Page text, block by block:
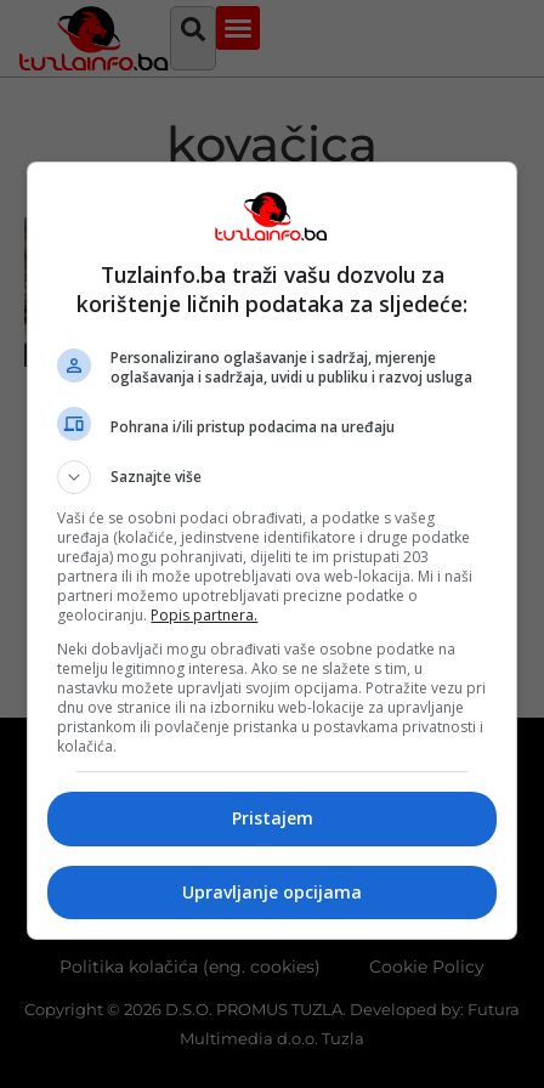
kovačica
Gornja Tuzla:
Asfaltirano
1.800 metara
puta u naselju
Kovačica
Objavljeno:16. 03.
2026.
Opširnije
Politika kolačića (eng. cookies) Cookie Policy
Copyright © 2026 D.S.O. PROMUS TUZLA. Developed by: Futura
Multimedia d.o.o. Tuzla
Tuzlainfo.ba traži vašu dozvolu za
korištenje ličnih podataka za sljedeće:
Personalizirano oglašavanje i sadržaj, mjerenje
oglašavanja i sadržaja, uvidi u publiku i razvoj usluga
Pohrana i/ili pristup podacima na uređaju
Saznajte više
Vaši će se osobni podaci obrađivati, a podatke s vašeg
uređaja (kolačiće, jedinstvene identifikatore i druge podatke
uređaja) mogu pohranjivati, dijeliti te im pristupati 203
partnera ili ih može upotrebljavati ova web-lokacija. Mi i naši
partneri možemo upotrebljavati precizne podatke o
geolociranju. Popis partnera.
Neki dobavljači mogu obrađivati vaše osobne podatke na
temelju legitimnog interesa. Ako se ne slažete s tim, u
nastavku možete upravljati svojim opcijama. Potražite vezu pri
dnu ove stranice ili na izborniku web-lokacije za upravljanje
pristankom ili povlačenje pristanka u postavkama privatnosti i
kolačića.
Pristajem
Upravljanje opcijama